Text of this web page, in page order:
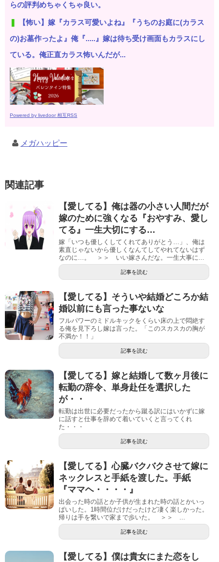
らの評判めちゃくちゃ良い。
【怖い】嫁『カラス可愛いよね』『うちのお庭に(カラス
の)お墓作ったよ』俺『.....』嫁は待ち受け画面もカラスにし
ている。俺正直カラス怖いんだが...
Powered by livedoor 相互RSS
メガハッピー
関連記事
【愛してる】俺は器の小さい人間だが
嫁のために強くなる『おやすみ、愛し
てる』一生大切にする…
嫁「いつも優しくしてくれてありがとう…」、俺は
素直じゃないから優しくなんてしてやれてないはず
なのに…。 ＞＞ いい嫁さんだな。一生大事に...
記事を読む
【愛してる】そういや結婚どころか結
婚以前にも言った事ないな
フルパワーのミドルキックをくらい床の上で悶絶す
る俺を見下ろし嫁は言った。「このスカスカの胸が
不満か！！」
記事を読む
【愛してる】嫁と結婚して数ヶ月後に
転勤の辞令、単身赴任を選択した
が・・
転勤は出世に必要だったから蹴る訳にはいかずに嫁
に話すと仕事を辞めて着いていくと言ってくれ
た・・・
記事を読む
【愛してる】心臓バクバクさせて嫁に
ネックレスと手紙を渡した。手紙
『ママヘ・・・・』
出会った時の話とか子供が生まれた時の話とかいっ
ぱいした。1時間位だけだったけど凄く楽しかった。
帰りは手を繋いで家まで歩いた。 ＞＞ ...
記事を読む
【愛してる】僕は貴女にまた恋をし